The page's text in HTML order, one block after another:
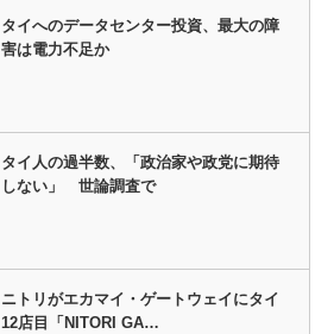
タイへのデータセンター投資、最大の障
害は電力不足か
タイ人の過半数、「政治家や政党に期待
しない」 世論調査で
ニトリがエカマイ・ゲートウェイにタイ
12店目「NITORI GA…